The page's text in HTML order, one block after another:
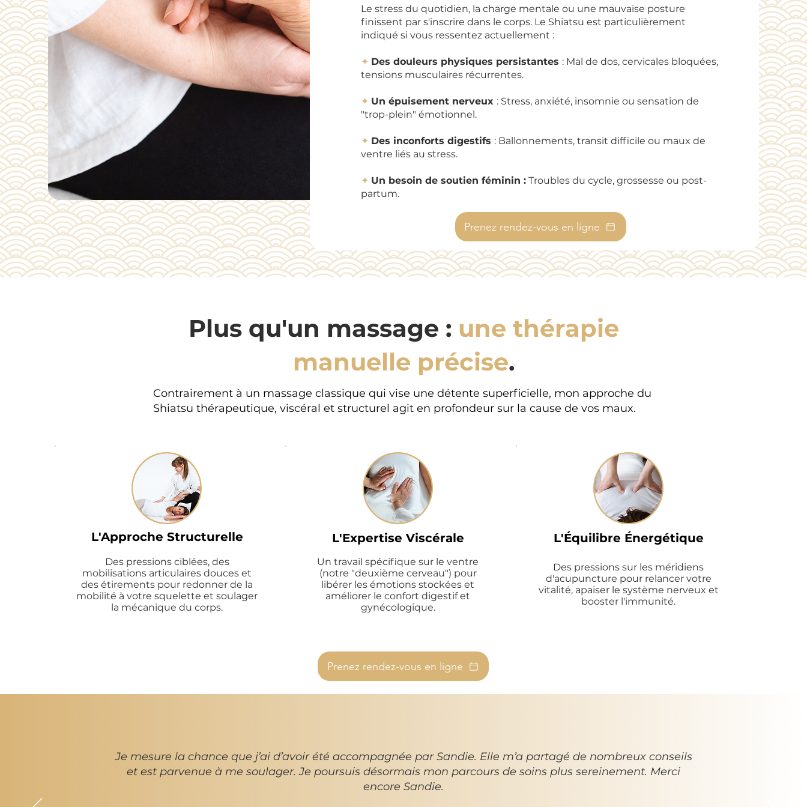
Prenez rendez-vous en ligne
BAZI Rebouteux Massage thérapeutique à Bulle hydrothérapie Général Thérapies manuelles et
Le stress du quotidien, la charge mentale ou une mauvaise posture
finissent par s'inscrire dans le corps. Le Shiatsu est particulièrement
indiqué si vous ressentez actuellement :
✦ Des douleurs physiques persistantes : Mal de dos, cervicales bloquées,
tensions musculaires récurrentes.
✦ Un épuisement nerveux : Stress, anxiété, insomnie ou sensation de
"trop-plein" émotionnel.
✦ Des inconforts digestifs : Ballonnements, transit difficile ou maux de
ventre liés au stress.
✦ Un besoin de soutien féminin :Troubles du cycle, grossesse ou post-
partum.
Prenez rendez-vous en ligne
Plus qu'un massage : une thérapie
manuelle précise.
Contrairement à un massage classique qui vise une détente superficielle, mon approche du
Shiatsu thérapeutique, viscéral et structurel agit en profondeur sur la cause de vos maux.
L'Approche Structurelle
Des pressions ciblées, des
mobilisations articulaires douces et
des étirements pour redonner de la
mobilité à votre squelette et soulager
la mécanique du corps.
L'Expertise Viscérale
Un travail spécifique sur le ventre
(notre "deuxième cerveau") pour
libérer les émotions stockées et
améliorer le confort digestif et
gynécologique.
L'Équilibre Énergétique
Des pressions sur les méridiens
d'acupuncture pour relancer votre
vitalité, apaiser le système nerveux et
booster l'immunité.
Prenez rendez-vous en ligne
Je mesure la chance que j’ai d’avoir été accompagnée par Sandie. Elle m’a partagé de nombreux conseils
et est parvenue à me soulager. Je poursuis désormais mon parcours de soins plus sereinement. Merci
encore Sandie.